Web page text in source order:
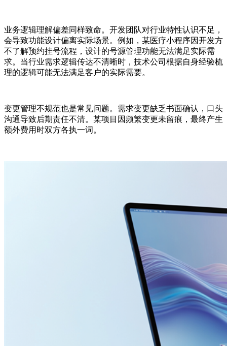
业务逻辑理解偏差同样致命。开发团队对行业特性认识不足，
会导致功能设计偏离实际场景。例如，某医疗小程序因开发方
不了解预约挂号流程，设计的号源管理功能无法满足实际需
求。当行业需求逻辑传达不清晰时，技术公司根据自身经验梳
理的逻辑可能无法满足客户的实际需要。
变更管理不规范也是常见问题。需求变更缺乏书面确认，口头
沟通导致后期责任不清。某项目因频繁变更未留痕，最终产生
额外费用时双方各执一词。